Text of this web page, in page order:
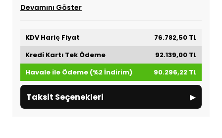
Devamını Göster
KDV Hariç Fiyat
76.782,50 TL
Kredi Kartı Tek Ödeme
92.139,00 TL
Havale ile Ödeme (%2 İndirim)
90.296,22 TL
Taksit Seçenekleri ▸